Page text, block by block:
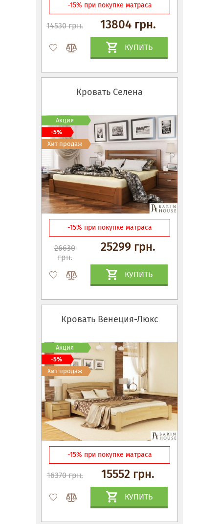
-15% при покупке матраса
14530 грн. 13804 грн.
КУПИТЬ
Кровать Селена
-15% при покупке матраса
26630
грн.
25299 грн.
КУПИТЬ
Акция
-5%
Хит продаж
Кровать Венеция-Люкс
-15% при покупке матраса
16370 грн. 15552 грн.
КУПИТЬ
Акция
-5%
Хит продаж